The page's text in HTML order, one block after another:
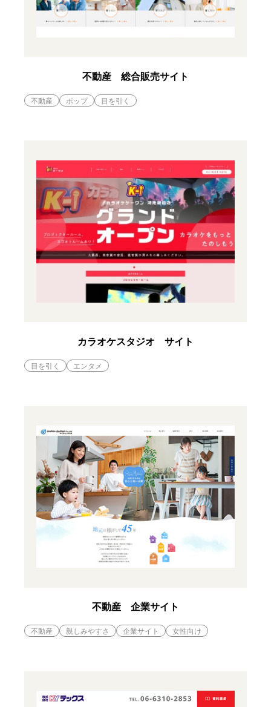
不動産 総合販売サイト
不動産 ポップ 目を引く
カラオケスタジオ サイト
目を引く エンタメ
不動産 企業サイト
不動産 親しみやすさ 企業サイト 女性向け